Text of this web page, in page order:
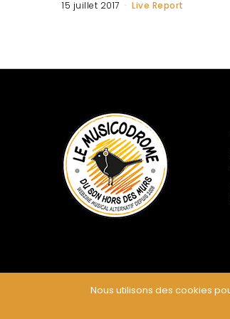
15 juillet 2017 Live Report
Nous utilisons des cookies